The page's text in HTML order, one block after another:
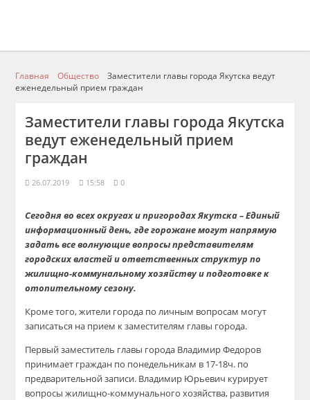
Главная Общество
Заместители главы города Якутска ведут
еженедельный прием граждан
Заместители главы города Якутска
ведут еженедельный прием
граждан
26.07.2019 15:58 0
Сегодня во всех округах и пригородах Якутска – Единый
информационный день, где горожане могут напрямую
задать все волнующие вопросы представителям
городских властей и ответственных структур по
жилищно-коммунальному хозяйству и подготовке к
отопительному сезону.
Кроме того, жители города по личным вопросам могут
записаться на прием к заместителям главы города.
Первый заместитель главы города Владимир Федоров
принимает граждан по понедельникам в 17-18ч. по
предварительной записи. Владимир Юрьевич курирует
вопросы жилищно-коммунального хозяйства, развития